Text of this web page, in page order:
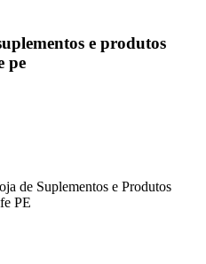
e produtos
pe
de Suplementos e Produtos
PE